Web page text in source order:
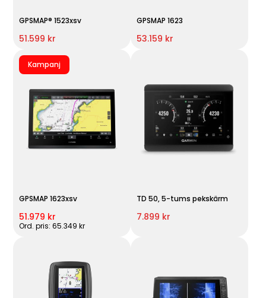
GPSMAP® 1523xsv
51.599 kr
GPSMAP 1623
53.159 kr
Kampanj
GPSMAP 1623xsv
51.979 kr
Ord. pris: 65.349 kr
TD 50, 5-tums pekskärm
7.899 kr